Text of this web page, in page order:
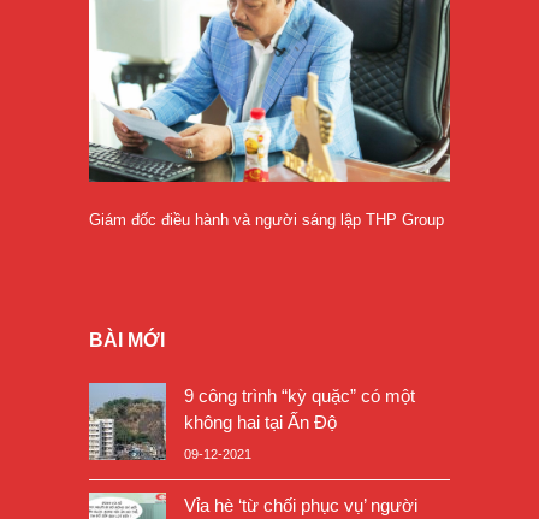
Giám đốc điều hành và người sáng lập THP Group
BÀI MỚI
9 công trình “kỳ quặc” có một
không hai tại Ấn Độ
09-12-2021
Vỉa hè ‘từ chối phục vụ’ người